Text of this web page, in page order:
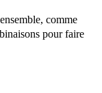
comme
pour faire